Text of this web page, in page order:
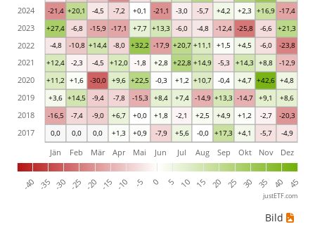
0,0 0,0 0,0 +1,3 +0,9 -7,9 +5,6 -0,0 +17,3 +4,1 -5,7 -4,9
-16,5 -7,4 -9,0 +6,7 +0,0 +1,8 -2,1 +2,5 +4,9 +1,2 -2,7 -20,3
+3,6 +14,5 -9,4 -7,8 -15,3 +8,4 +7,4 -14,9 +13,3 -14,7 +9,1 +8,6
+11,2 +1,6 -30,0 +9,6 +22,5 -0,3 +1,2 +10,7 -0,4 +4,7 +42,6 +4,8
+12,4 -2,3 -4,5 +12,0 -1,8 +2,8 +22,8 +14,9 -5,3 +14,3 +8,8 -12,9
-4,8 -10,8 +14,4 -8,0 +32,2 -17,9 +20,7 +11,1 +1,5 +4,5 -6,0 -23,8
+27,4 -6,8 -15,9 -17,1 +7,7 +13,3 -6,0 -4,8 -12,4 -25,8 -6,6 +21,3
-21,4 +20,1 -4,5 -7,2 +0,1 -21,1 -3,0 -5,7 +4,2 +2,3 +16,9 -17,4
-40 -35 -30 -25 -20 -15 -10 -5 0 5 10 15 20 25 30 35 40 45
Jän Feb Mär Apr Mai Jun Jul Aug Sep Okt Nov Dez
2017
2018
2019
2020
2021
2022
2023
2024
justETF.com
Bild